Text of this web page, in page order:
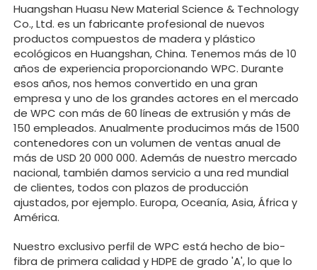
Huangshan Huasu New Material Science & Technology
Co., Ltd. es un fabricante profesional de nuevos
productos compuestos de madera y plástico
ecológicos en Huangshan, China. Tenemos más de 10
años de experiencia proporcionando WPC. Durante
esos años, nos hemos convertido en una gran
empresa y uno de los grandes actores en el mercado
de WPC con más de 60 líneas de extrusión y más de
150 empleados. Anualmente producimos más de 1500
contenedores con un volumen de ventas anual de
más de USD 20 000 000. Además de nuestro mercado
nacional, también damos servicio a una red mundial
de clientes, todos con plazos de producción
ajustados, por ejemplo. Europa, Oceanía, Asia, África y
América.
Nuestro exclusivo perfil de WPC está hecho de bio-
fibra de primera calidad y HDPE de grado 'A', lo que lo